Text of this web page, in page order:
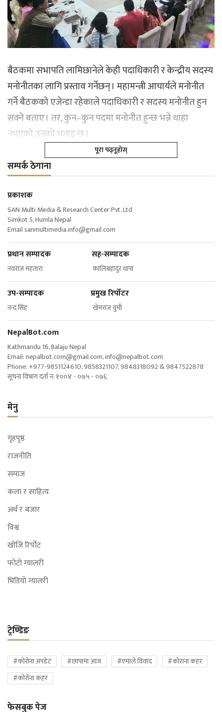
बैठकमा सभापति लामिछानेले केही पदाधिकारी र केन्द्रीय सदस्य
मनोनीतका लागि प्रस्ताव गर्नेछन् । महामन्त्री आचार्यले मनोनीत
गर्ने बैठकको एजेन्डा रहेकाले पदाधिकारी र सदस्य मनोनीत हुन
सक्ने बताए । तर, कुन–कुन पदमा मनोनीत हुन्छ भन्ने थाहा
नभएको उनको भनाइ छ ।
पूरा पढ्नूहोस्
सम्पर्क ठेगाना
प्रकाशक
SAN Multi Media & Research Center Pvt. Ltd
Simkot 5, Humla Nepal
Email sanmultimedia.info@gmail.com
प्रधान सम्पादक सह-सम्पादक
नवराज महतारा कालिबहादुर थापा
उप-सम्पादक प्रमुख रिर्पोटर
नन्द सिंह खेमराज वुमी
NepalBot.com
Kathmandu 16, Balaju Nepal
Email:nepalbot.com@gmail.com,info@nepalbot.com
Phone: +977-9851124610, 9858321107, 9848318092 & 9847522878
सूचना विभाग दर्ता नं: १००४ - ०७५ - ०७६
मेनु
गृहपृष्ठ
राजनीति
समाज
कला र साहित्य
अर्थ र बजार
विश्व
खोजि रिर्पोट
फोटो ग्यालरी
भिडियो ग्यालरी
ट्रेण्डिङ
#कोरोना अपडेट #छापामा आज #एमाले विवाद
#कोराना कहर
#कोरोना कहर
फेसबुक पेज